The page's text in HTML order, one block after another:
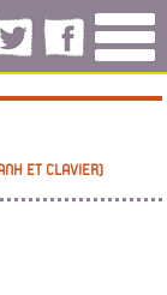
ET CLAVIER)